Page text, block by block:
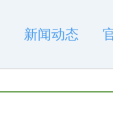
新闻动态